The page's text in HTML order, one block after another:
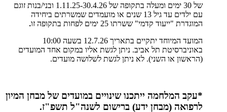
של 30 ימים ומעלה בתקופה של 1.11.25-30.4.26 ובני/בנות זוגם
עם ילדים עד גיל 13 שנים או מועמדים שמשרתים ביחידה
המוגדרת "ייעוד קדמי" ששרתו 25 ימים לפחות בתקופה זו
.
המועד המיוחד יתקיים בתאריך 12.7.26 בשעה 10:00
באוניברסיטת תל אביב. ניתן לגשת אליו במקום אחד המועדים
(הראשון או השני). לא ניתן לגשת לשלושה מועדים.
*עקב המלחמה ייתכנו שינויים במועדים של מבחן המיון
לרפואה (מבחן ידע) ברישום לשנה"ל תשפ"ז.